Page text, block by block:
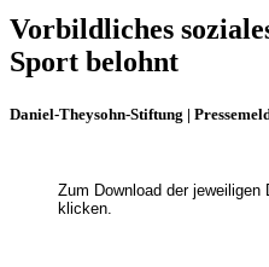
Vorbildliches
Sport belohnt
Daniel-Theysohn-Stiftung |
Zum Download der
klicken.